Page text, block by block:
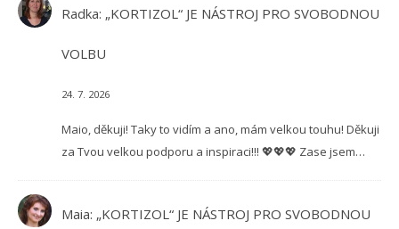
Radka: „KORTIZOL“ JE NÁSTROJ PRO SVOBODNOU
VOLBU
24. 7. 2026
Maio, děkuji! Taky to vidím a ano, mám velkou touhu! Děkuji
za Tvou velkou podporu a inspiraci!!! 💖💖💖 Zase jsem…
Maia: „KORTIZOL“ JE NÁSTROJ PRO SVOBODNOU